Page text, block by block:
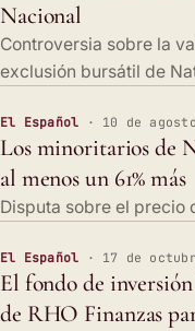
Nacional
Controversia sobre la
exclusión bursátil de
El Español · 10 de
Los minoritarios de
al menos un 61% más
Disputa sobre el precio
El Español · 17 de
El fondo de
de RHO Finanzas